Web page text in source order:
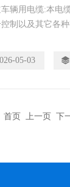
辆用电缆:本电
制以及其它各
电压300/500V及
05-03
首页 上一页 下